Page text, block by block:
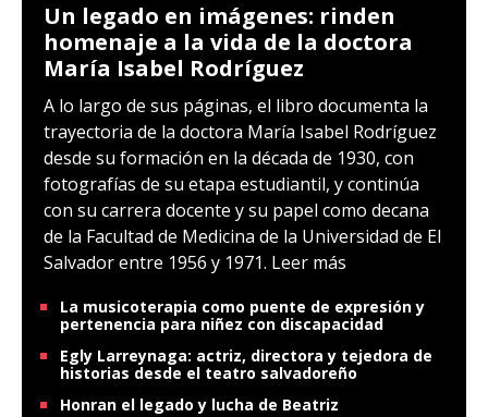
Un legado en imágenes: rinden
homenaje a la vida de la doctora
María Isabel Rodríguez
A lo largo de sus páginas, el libro documenta la
trayectoria de la doctora María Isabel Rodríguez
desde su formación en la década de 1930, con
fotografías de su etapa estudiantil, y continúa
con su carrera docente y su papel como decana
de la Facultad de Medicina de la Universidad de El
Salvador entre 1956 y 1971. Leer más
La musicoterapia como puente de expresión y
pertenencia para niñez con discapacidad
Egly Larreynaga: actriz, directora y tejedora de
historias desde el teatro salvadoreño
Honran el legado y lucha de Beatriz